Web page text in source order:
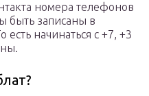
номера телефонов
быть записаны в
начинаться с +7, +3